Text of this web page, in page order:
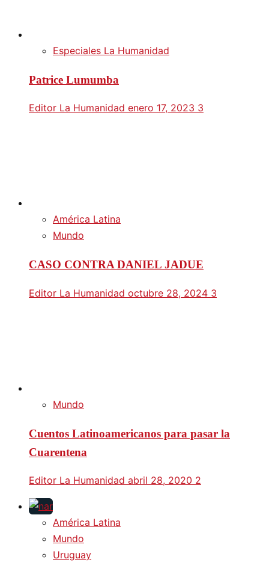
Especiales La Humanidad
Patrice Lumumba
Editor La Humanidad enero 17, 2023 3
América Latina
Mundo
CASO CONTRA DANIEL JADUE
Editor La Humanidad octubre 28, 2024 3
Mundo
Cuentos Latinoamericanos para pasar la
Cuarentena
Editor La Humanidad abril 28, 2020 2
América Latina
Mundo
Uruguay